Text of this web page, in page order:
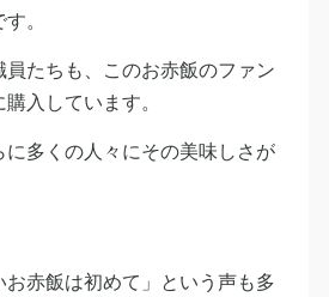
。
たちも、このお赤飯のファン
入しています。
多くの人々にその美味しさが
お赤飯は初めて」という声も多